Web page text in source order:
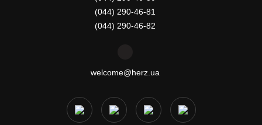
(044) 290-46-81
(044) 290-46-82
welcome@herz.ua